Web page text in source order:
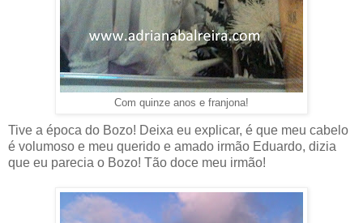
Com quinze anos e franjona!
Tive a época do Bozo! Deixa eu explicar, é que meu cabelo
é volumoso e meu querido e amado irmão Eduardo, dizia
que eu parecia o Bozo! Tão doce meu irmão!